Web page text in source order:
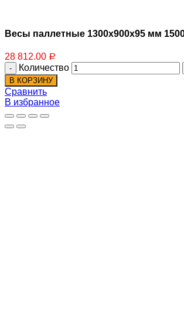
Весы паллетные 1300х900х95 мм
28 812.00 Р
Количество
В КОРЗИНУ
Сравнить
В избранное